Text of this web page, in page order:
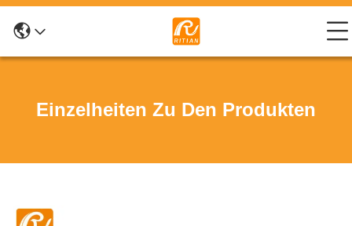
Einzelheiten Zu Den Produkten